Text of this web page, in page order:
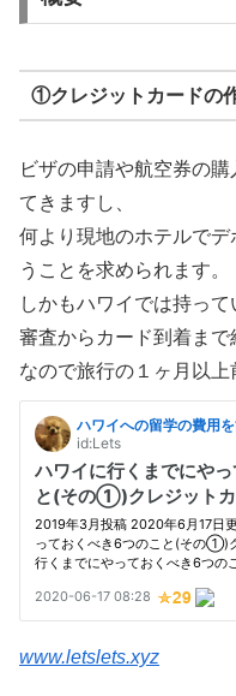
①クレジットカードの
ビザの申請や航空券の
てきますし、
何より現地のホテルで
うことを求められます。
しかもハワイでは持って
審査からカード到着まで
なので旅行の１ヶ月以上
www.letslets.xyz